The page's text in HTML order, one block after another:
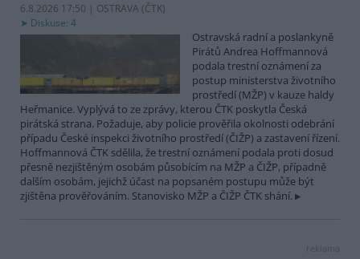
6.8.2026 17:50 | OSTRAVA (ČTK)
Diskuse: 4
Ostravská radní a poslankyně
Pirátů Andrea Hoffmannová
podala trestní oznámení za
postup ministerstva životního
prostředí (MŽP) v kauze haldy
Heřmanice. Vyplývá to ze zprávy, kterou ČTK poskytla Česká
pirátská strana. Požaduje, aby policie prověřila okolnosti odebrání
případu České inspekci životního prostředí (ČIŽP) a zastavení řízení.
Hoffmannová ČTK sdělila, že trestní oznámení podala proti dosud
přesně nezjištěným osobám působícím na MŽP a ČIŽP, případně
dalším osobám, jejichž účast na popsaném postupu může být
zjištěna prověřováním. Stanovisko MŽP a ČIŽP ČTK shání.
reklama